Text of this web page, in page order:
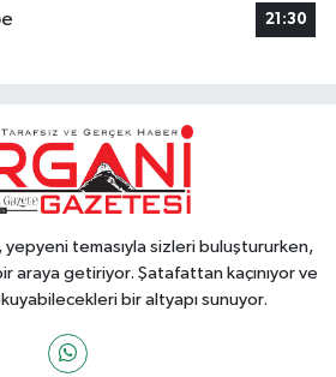
21:30
temasıyla sizleri buluştururken,
araya getiriyor. Şatafattan kaçınıyor ve
bir altyapı sunuyor.